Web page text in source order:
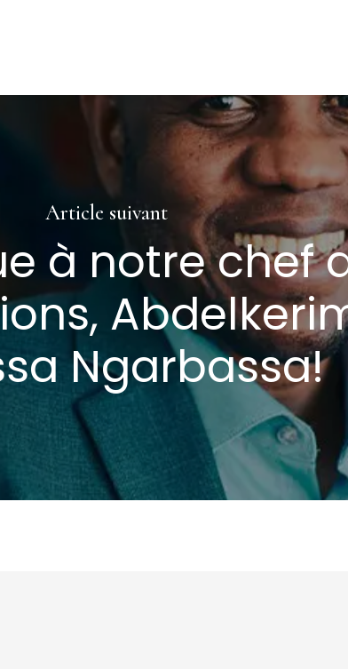
Article suivant
à notre chef
Ngarbassa!